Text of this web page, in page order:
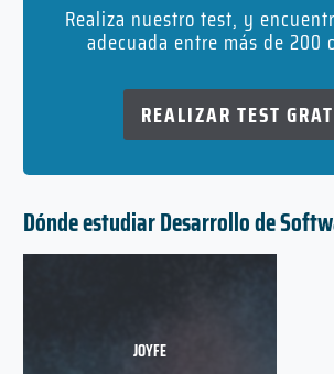
Realiza nuestro test, y
adecuada entre más de 200
REALIZAR TEST
Dónde estudiar Desarrollo de
JOYFE